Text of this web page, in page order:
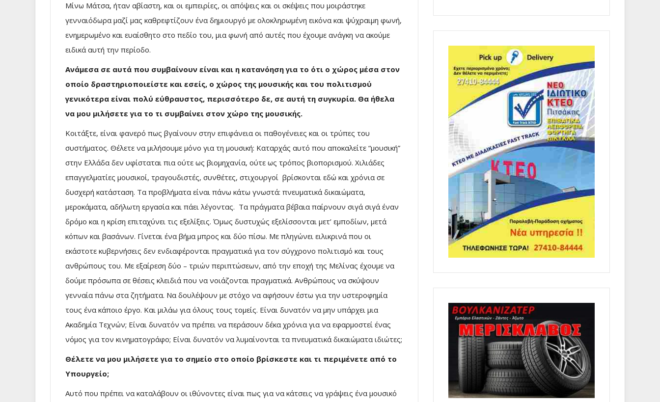
Μίνω Μάτσα, ήταν αβίαστη, και οι εμπειρίες, οι απόψεις και οι σκέψεις που μοιράστηκε
γενναιόδωρα μαζί μας καθρεφτίζουν ένα δημιουργό με ολοκληρωμένη εικόνα και ψύχραιμη φωνή,
ενημερωμένο και ευαίσθητο στο πεδίο του, μια φωνή από αυτές που έχουμε ανάγκη να ακούμε
ειδικά αυτή την περίοδο.
Ανάμεσα σε αυτά που συμβαίνουν είναι και η κατανόηση για το ότι ο χώρος μέσα στον
οποίο δραστηριοποιείστε και εσείς, ο χώρος της μουσικής και του πολιτισμού
γενικότερα είναι πολύ εύθραυστος, περισσότερο δε, σε αυτή τη συγκυρία. Θα ήθελα
να μου μιλήσετε για το τι συμβαίνει στον χώρο της μουσικής.
Κοιτάξτε, είναι φανερό πως βγαίνουν στην επιφάνεια οι παθογένειες και οι τρύπες του
συστήματος. Θέλετε να μιλήσουμε μόνο για τη μουσική: Καταρχάς αυτό που αποκαλείτε “μουσική”
στην Ελλάδα δεν υφίσταται πια ούτε ως βιομηχανία, ούτε ως τρόπος βιοπορισμού. Χιλιάδες
επαγγελματίες μουσικοί, τραγουδιστές, συνθέτες, στιχουργοί βρίσκονται εδώ και χρόνια σε
δυσχερή κατάσταση. Τα προβλήματα είναι πάνω κάτω γνωστά: πνευματικά δικαιώματα,
μεροκάματα, αδήλωτη εργασία και πάει λέγοντας. Τα πράγματα βέβαια παίρνουν σιγά σιγά έναν
δρόμο και η κρίση επιταχύνει τις εξελίξεις. Όμως δυστυχώς εξελίσσονται μετ’ εμποδίων, μετά
κόπων και βασάνων. Γίνεται ένα βήμα μπρος και δύο πίσω. Με πληγώνει ειλικρινά που οι
εκάστοτε κυβερνήσεις δεν ενδιαφέρονται πραγματικά για τον σύγχρονο πολιτισμό και τους
ανθρώπους του. Με εξαίρεση δύο – τριών περιπτώσεων, από την εποχή της Μελίνας έχουμε να
δούμε πρόσωπα σε θέσεις κλειδιά που να νοιάζονται πραγματικά. Ανθρώπους να σκύψουν
γενναία πάνω στα ζητήματα. Να δουλέψουν με στόχο να αφήσουν έστω για την υστεροφημία
τους ένα κάποιο έργο. Και μιλάω για όλους τους τομείς. Είναι δυνατόν να μην υπάρχει μια
Ακαδημία Τεχνών; Είναι δυνατόν να πρέπει να περάσουν δέκα χρόνια για να εφαρμοστεί ένας
νόμος για τον κινηματογράφο; Είναι δυνατόν να λυμαίνονται τα πνευματικά δικαιώματα ιδιώτες;
Θέλετε να μου μιλήσετε για το σημείο στο οποίο βρίσκεστε και τι περιμένετε από το
Υπουργείο;
Αυτό που πρέπει να καταλάβουν οι ιθύνοντες είναι πως για να κάτσεις να γράψεις ένα μουσικό